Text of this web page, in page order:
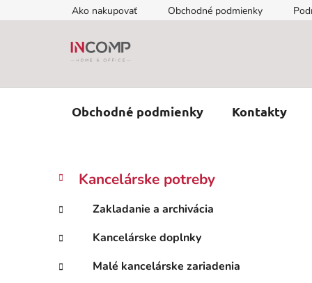
na
Ako nakupovať Obchodné podmienky
Obchodné podmienky Kontakty
B
č
ý
p
Preskočiť
kategórie
K
a
e
g
ó
r
Kancelárske potreby
Zakladanie a archivácia
Kancelárske doplnky
Malé kancelárske zariadenia